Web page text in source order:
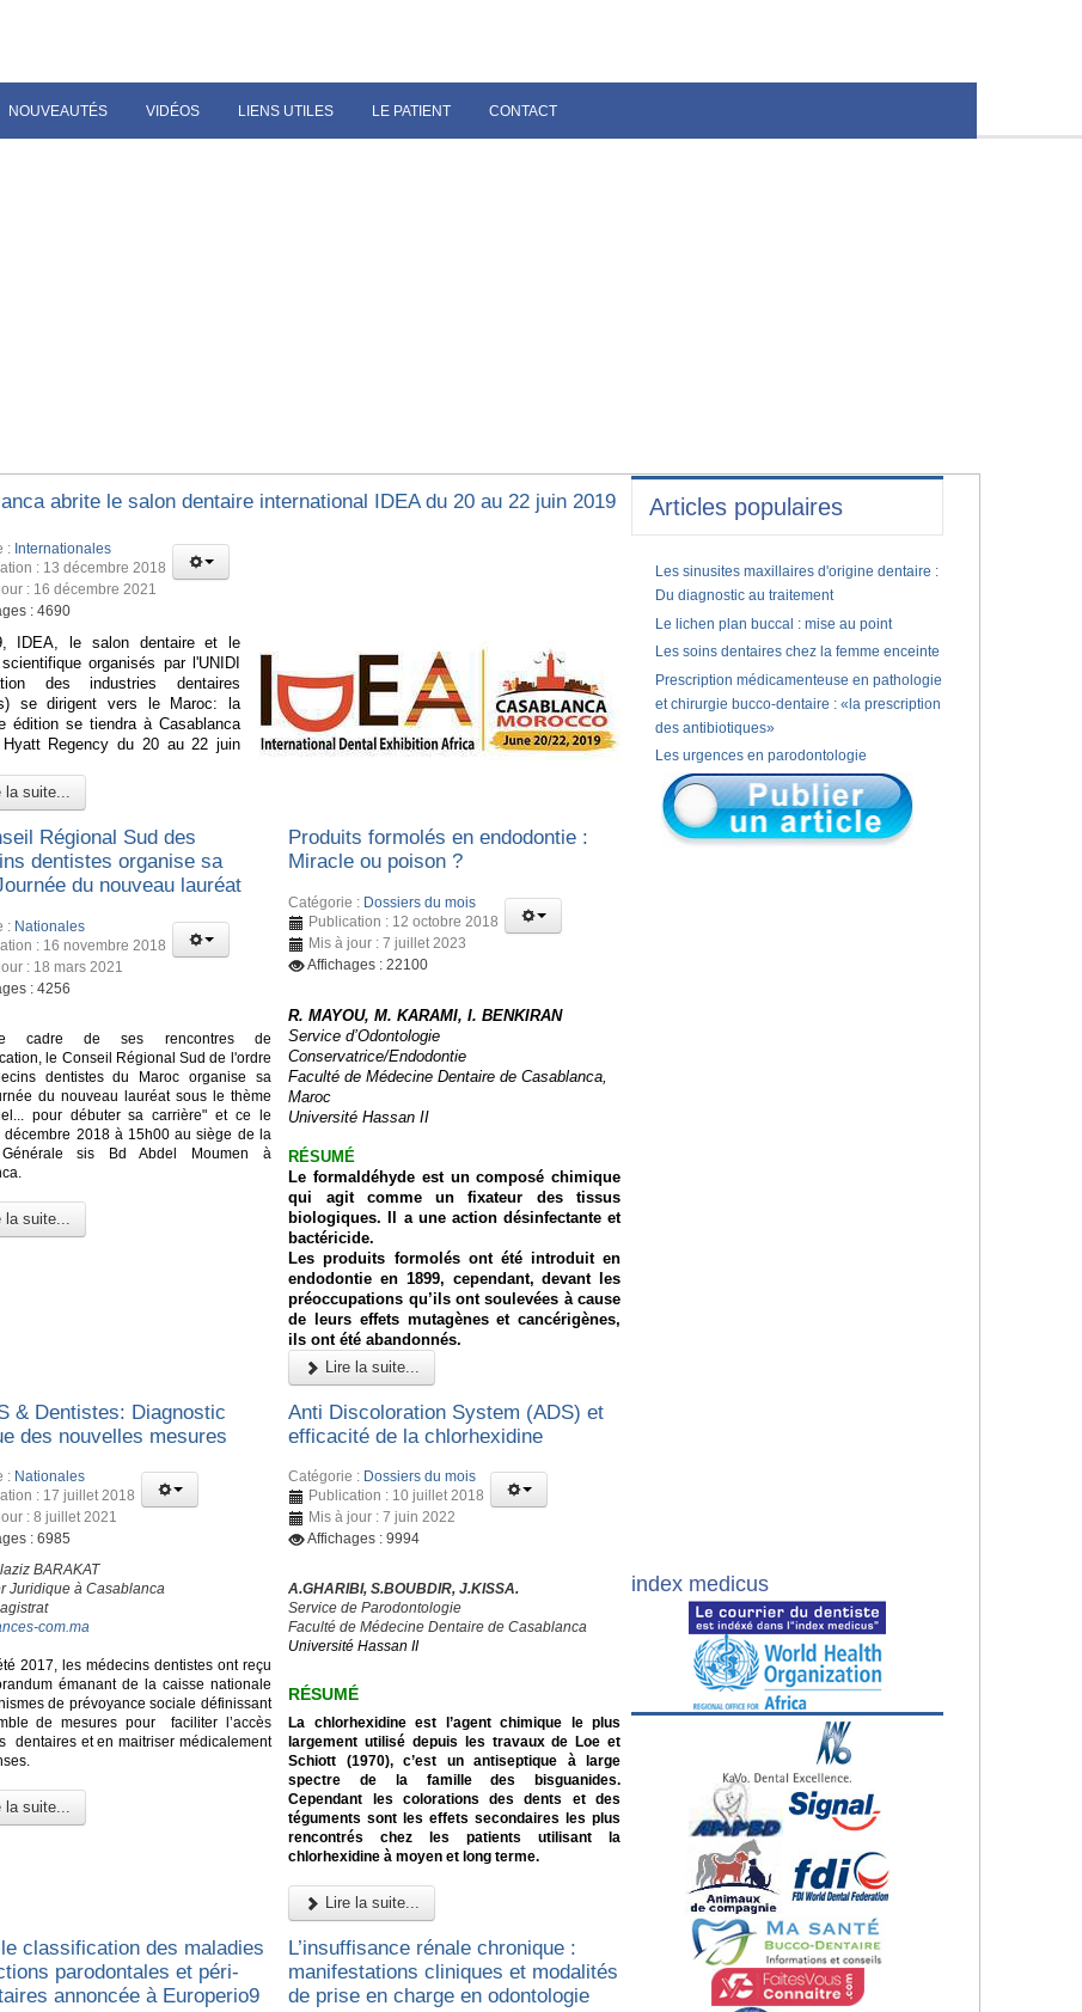
NOUVEAUTÉS VIDÉOS LIENS UTILES LE PATIENT CONTACT
abrite le salon dentaire international IDEA du 20 au 22 juin 2019
: Internationales
: 13 décembre 2018
: 16 décembre 2021
: 4690
IDEA, le salon dentaire et le
organisés par l'UNIDI
des industries dentaires
se dirigent vers le Maroc: la
édition se tiendra à Casablanca
Regency du 20 au 22 juin
la suite...
Régional Sud des
dentistes organise sa
du nouveau lauréat
: Nationales
: 16 novembre 2018
: 18 mars 2021
: 4256
cadre de ses rencontres de
le Conseil Régional Sud de l'ordre
dentistes du Maroc organise sa
du nouveau lauréat sous le thème
pour débuter sa carrière" et ce le
décembre 2018 à 15h00 au siège de la
sis Bd Abdel Moumen à
la suite...
Produits formolés en endodontie :
Miracle ou poison ?
Catégorie : Dossiers du mois
Publication : 12 octobre 2018
Mis à jour : 7 juillet 2023
Affichages : 22100
R. MAYOU, M. KARAMI, I. BENKIRAN
Service d’Odontologie
Conservatrice/Endodontie
Faculté de Médecine Dentaire de Casablanca,
Maroc
Université Hassan II
RÉSUMÉ
Le formaldéhyde est un composé chimique
qui agit comme un fixateur des tissus
biologiques. Il a une action désinfectante et
bactéricide.
Les produits formolés ont été introduit en
endodontie en 1899, cependant, devant les
préoccupations qu’ils ont soulevées à cause
de leurs effets mutagènes et cancérigènes,
ils ont été abandonnés.
Lire la suite...
& Dentistes: Diagnostic
des nouvelles mesures
: Nationales
: 17 juillet 2018
: 8 juillet 2021
: 6985
BARAKAT
Juridique à Casablanca
com.ma
2017, les médecins dentistes ont reçu
émanant de la caisse nationale
de prévoyance sociale définissant
de mesures pour faciliter l’accès
dentaires et en maitriser médicalement
la suite...
Anti Discoloration System (ADS) et
efficacité de la chlorhexidine
Catégorie : Dossiers du mois
Publication : 10 juillet 2018
Mis à jour : 7 juin 2022
Affichages : 9994
A.GHARIBI, S.BOUBDIR, J.KISSA.
Service de Parodontologie
Faculté de Médecine Dentaire de Casablanca
Université Hassan II
RÉSUMÉ
La chlorhexidine est l’agent chimique le plus
largement utilisé depuis les travaux de Loe et
Schiott (1970), c’est un antiseptique à large
spectre de la famille des bisguanides.
Cependant les colorations des dents et des
téguments sont les effets secondaires les plus
rencontrés chez les patients utilisant la
chlorhexidine à moyen et long terme.
Lire la suite...
classification des maladies
parodontales et péri-
annoncée à Europerio9
L’insuffisance rénale chronique :
manifestations cliniques et modalités
de prise en charge en odontologie
Articles populaires
Les sinusites maxillaires d'origine dentaire :
Du diagnostic au traitement
Le lichen plan buccal : mise au point
Les soins dentaires chez la femme enceinte
Prescription médicamenteuse en pathologie
et chirurgie bucco-dentaire : «la prescription
des antibiotiques»
Les urgences en parodontologie
index medicus